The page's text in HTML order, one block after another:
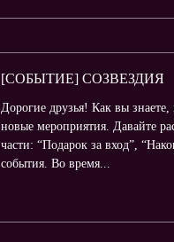
[СОБЫТИЕ] СОЗВЕЗДИЯ
Дорогие друзья! Как вы
новые мероприятия. Давайте
части: “Подарок за вход”,
события. Во время...